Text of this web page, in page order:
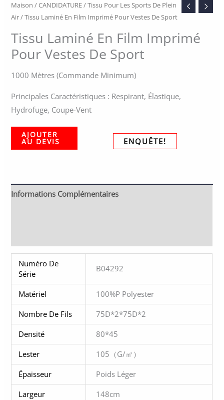
Maison /CANDIDATURE/Tissu Pour Les Sports De Plein
Air/ Tissu Laminé En Film Imprimé Pour Vestes De Sport
Tissu Laminé En Film Imprimé
Pour Vestes De Sport
1000 Mètres (commande Minimum)
Principales Caractéristiques : Respirant, Élastique,
Hydrofuge, Coupe-Vent
AJOUTER
AU DEVIS ENQUÊTE!
Informations Complémentaires
Numéro De
Série
B04292
Matériel
100%P Polyester
Nombre De Fils
75D*2*75D*2
Densité
80*45
Lester
105（g/㎡）
Épaisseur
Poids Léger
Largeur
148cm